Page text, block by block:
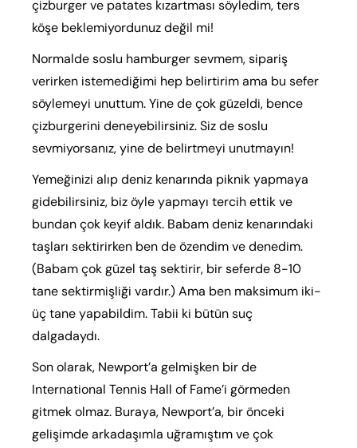
çizburger ve patates kızartması söyledim, ters
köşe beklemiyordunuz değil mi!
Normalde soslu hamburger sevmem, sipariş
verirken istemediğimi hep belirtirim ama bu sefer
söylemeyi unuttum. Yine de çok güzeldi, bence
çizburgerini deneyebilirsiniz. Siz de soslu
sevmiyorsanız, yine de belirtmeyi unutmayın!
Yemeğinizi alıp deniz kenarında piknik yapmaya
gidebilirsiniz, biz öyle yapmayı tercih ettik ve
bundan çok keyif aldık. Babam deniz kenarındaki
taşları sektirirken ben de özendim ve denedim.
(Babam çok güzel taş sektirir, bir seferde 8-10
tane sektirmişliği vardır.) Ama ben maksimum iki-
üç tane yapabildim. Tabii ki bütün suç
dalgadaydı.
Son olarak, Newport’a gelmişken bir de
International Tennis Hall of Fame’i görmeden
gitmek olmaz. Buraya, Newport’a, bir önceki
gelişimde arkadaşımla uğramıştım ve çok